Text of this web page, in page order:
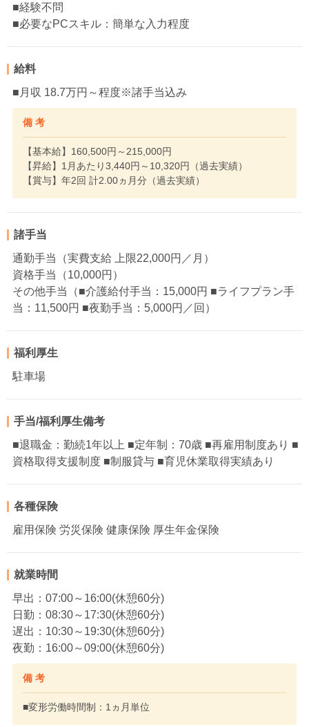
■経験不問
■必要なPCスキル：簡単な入力程度
給料
■月収 18.7万円～程度※諸手当込み
備 考
【基本給】160,500円～215,000円
【昇給】1月あたり3,440円～10,320円（過去実績）
【賞与】年2回 計2.00ヵ月分（過去実績）
諸手当
通勤手当（実費支給 上限22,000円／月）
資格手当（10,000円）
その他手当（■介護給付手当：15,000円 ■ライフプラン手
当：11,500円 ■夜勤手当：5,000円／回）
福利厚生
駐車場
手当/福利厚生備考
■退職金：勤続1年以上 ■定年制：70歳 ■再雇用制度あり ■
資格取得支援制度 ■制服貸与 ■育児休業取得実績あり
各種保険
雇用保険 労災保険 健康保険 厚生年金保険
就業時間
早出：07:00～16:00(休憩60分)
日勤：08:30～17:30(休憩60分)
遅出：10:30～19:30(休憩60分)
夜勤：16:00～09:00(休憩60分)
備 考
■変形労働時間制：1ヵ月単位